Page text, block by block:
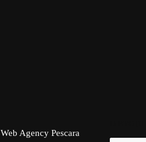
Web Agency Pescara